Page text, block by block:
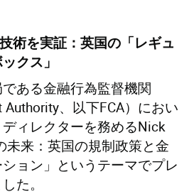
術を実証：英国の「レギュ
クス」
ある金融行為監督機関
Authority、以下FCA）におい
ィレクターを務めるNick
未来：英国の規制政策と金
ョン」というテーマでプレ
た。